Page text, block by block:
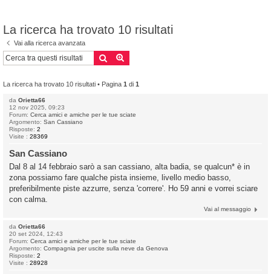
La ricerca ha trovato 10 risultati
Vai alla ricerca avanzata
Cerca
La ricerca ha trovato 10 risultati • Pagina 1 di 1
da Orietta66
12 nov 2025, 09:23
Forum: Cerca amici e amiche per le tue sciate
Argomento: San Cassiano
Risposte: 2
Visite : 28369
San Cassiano
Dal 8 al 14 febbraio sarò a san cassiano, alta badia, se qualcun* è in
zona possiamo fare qualche pista insieme, livello medio basso,
preferibilmente piste azzurre, senza 'correre'. Ho 59 anni e vorrei sciare
con calma.
Vai al messaggio
da Orietta66
20 set 2024, 12:43
Forum: Cerca amici e amiche per le tue sciate
Argomento: Compagnia per uscite sulla neve da Genova
Risposte: 2
Visite : 28928